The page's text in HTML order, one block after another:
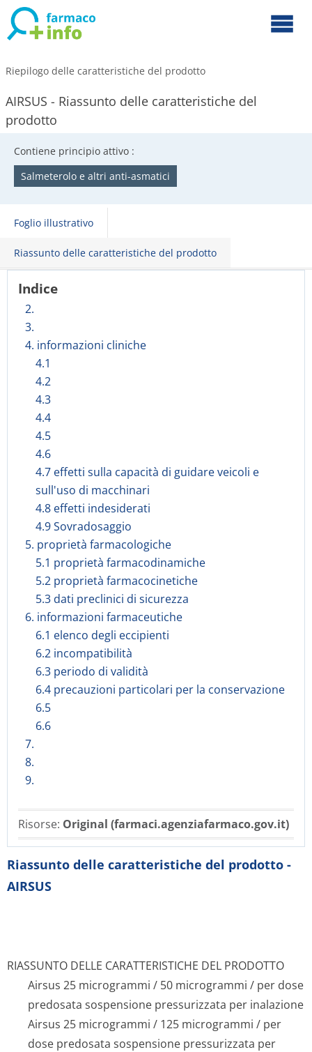
Riepilogo delle caratteristiche del prodotto
AIRSUS - Riassunto delle caratteristiche del
prodotto
Contiene principio attivo :
Salmeterolo e altri anti-asmatici
Foglio illustrativo
Riassunto delle caratteristiche del prodotto
Indice
2.
3.
4. informazioni cliniche
4.1
4.2
4.3
4.4
4.5
4.6
4.7 effetti sulla capacità di guidare veicoli e
sull'uso di macchinari
4.8 effetti indesiderati
4.9 Sovradosaggio
5. proprietà farmacologiche
5.1 proprietà farmacodinamiche
5.2 proprietà farmacocinetiche
5.3 dati preclinici di sicurezza
6. informazioni farmaceutiche
6.1 elenco degli eccipienti
6.2 incompatibilità
6.3 periodo di validità
6.4 precauzioni particolari per la conservazione
6.5
6.6
7.
8.
9.
Risorse: Original (farmaci.agenziafarmaco.gov.it)
Riassunto delle caratteristiche del prodotto -
AIRSUS
RIASSUNTO DELLE CARATTERISTICHE DEL PRODOTTO
Airsus 25 microgrammi / 50 microgrammi / per dose
predosata sospensione pressurizzata per inalazione
Airsus 25 microgrammi / 125 microgrammi / per
dose predosata sospensione pressurizzata per